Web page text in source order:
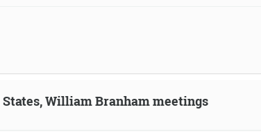
States, William Branham meetings